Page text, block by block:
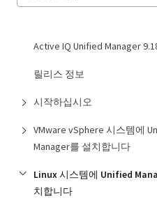
Active IQ Unified Manager
릴리스 정보
시작하십시오
VMware vSphere 시스템에
Manager를 설치합니다
Linux 시스템에 Unified
치합니다